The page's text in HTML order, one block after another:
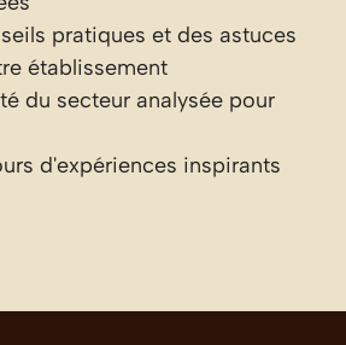
pratiques et des astuces
établissement
du secteur analysée pour
d'expériences inspirants